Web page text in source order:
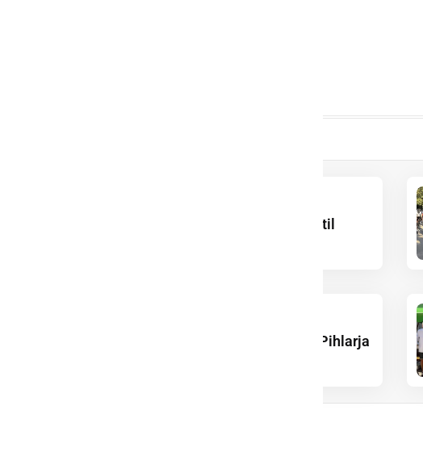
avgusta znova gostil
memorial Feliksa Pihlarja